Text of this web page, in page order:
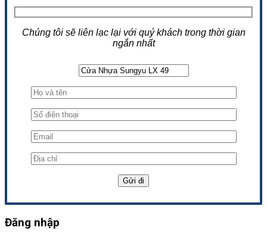
Chúng tôi sẽ liên lạc lại với quý khách trong thời gian
ngắn nhất
Đăng nhập